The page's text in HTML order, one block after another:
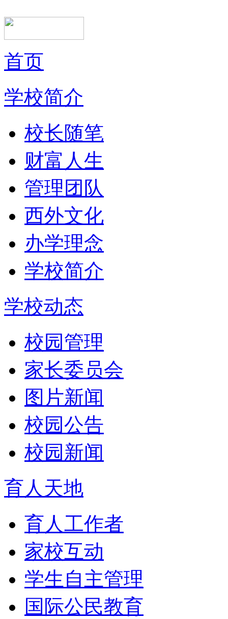
首页
学校简介
校长随笔
财富人生
管理团队
西外文化
办学理念
学校简介
学校动态
校园管理
家长委员会
图片新闻
校园公告
校园新闻
育人天地
育人工作者
家校互动
学生自主管理
国际公民教育